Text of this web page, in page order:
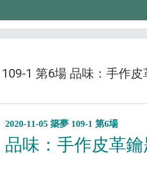
1 第6場 品味：手作
2020-11-05 築夢 109-1 第6場
品味：手作皮革